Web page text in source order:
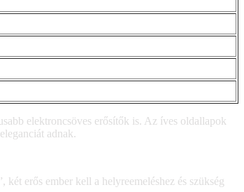
elektroncsöves erősítők is. Az íves oldallapok
adnak.
erős ember kell a helyreemeléshez és szükség